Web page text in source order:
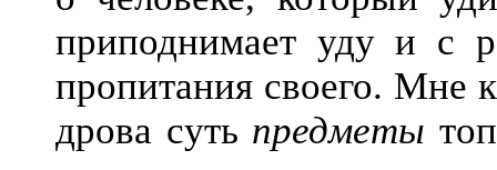
приподнимает уду и с
пропитания своего. Мне
дрова суть предметы